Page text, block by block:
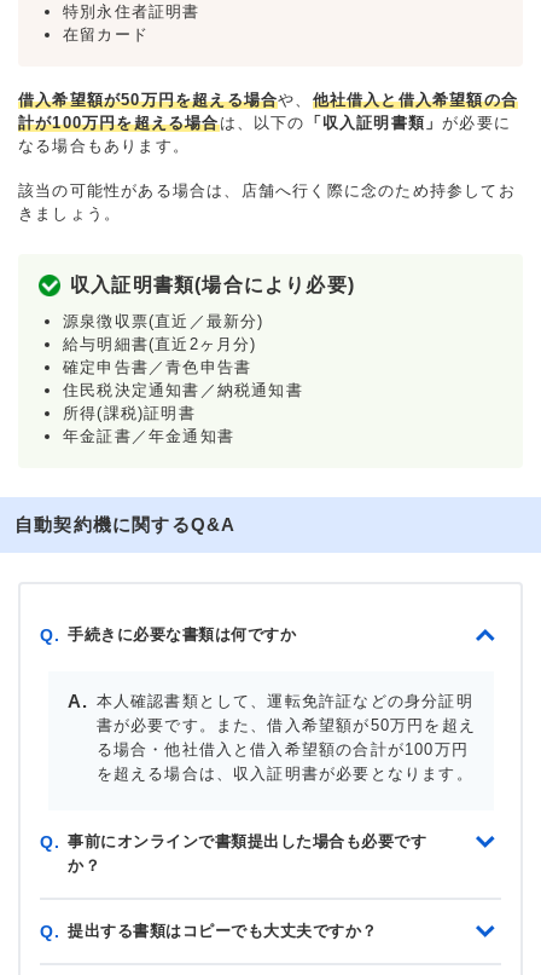
特別永住者証明書
在留カード
借入希望額が50万円を超える場合や、 他社借入と借入希望額の合
計が100万円を超える場合は、以下の 「収入証明書類」が必要に
なる場合もあります。
該当の可能性がある場合は、店舗へ行く際に念のため持参してお
きましょう。
収入証明書類(場合により必要)
源泉徴収票(直近／最新分)
給与明細書(直近2ヶ月分)
確定申告書／青色申告書
住民税決定通知書／納税通知書
所得(課税)証明書
年金証書／年金通知書
自動契約機に関するQ&A
Q. 手続きに必要な書類は何ですか
本人確認書類として、運転免許証などの身分証明
書が必要です。また、借入希望額が50万円を超え
る場合・他社借入と借入希望額の合計が100万円
を超える場合は、収入証明書が必要となります。
Q. 事前にオンラインで書類提出した場合も必要です
か？
Q. 提出する書類はコピーでも大丈夫ですか？